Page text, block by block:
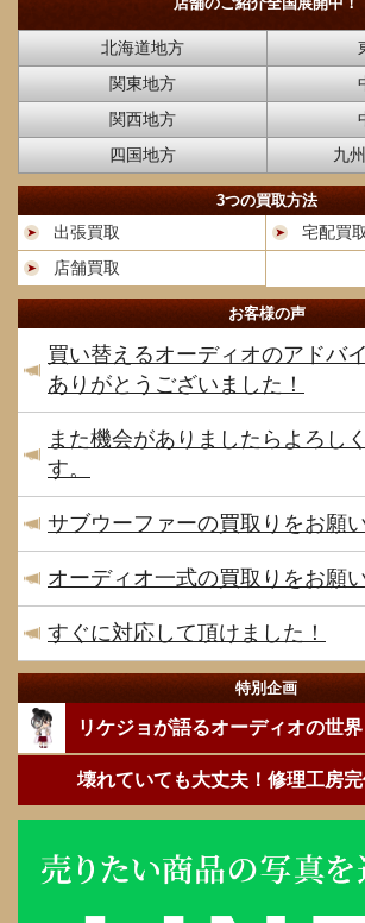
北海道地方
関東地方
関西地方
四国地方
九
3つの買取方法
出張買取
宅配買取
店舗買取
お客様の声
買い替えるオーディオのアドバ
ありがとうございました！
また機会がありましたらよろし
す。
サブウーファーの買取りをお願
オーディオ一式の買取りをお願
すぐに対応して頂けました！
特別企画
リケジョが語るオーディオの世界
壊れていても大丈夫！修理工房完